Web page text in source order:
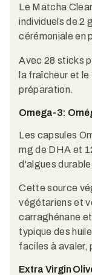
Le Matcha
individuels de 2
cérémoniale en
Avec 28 sticks
la fraîcheur et
préparation.
Omega-3:
Les capsules
mg de DHA et
d'algues
Cette source
végétariens et
carraghénane
typique des
faciles à avaler,
Extra Virgin